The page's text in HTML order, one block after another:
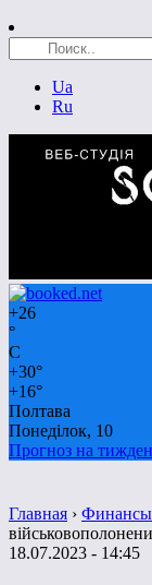
Ua
Ru
+26
°
C
+30°
+16°
Полтава
Понеділок, 10
Прогноз на
Главная › Финансы
18.07.2023 - 14:45